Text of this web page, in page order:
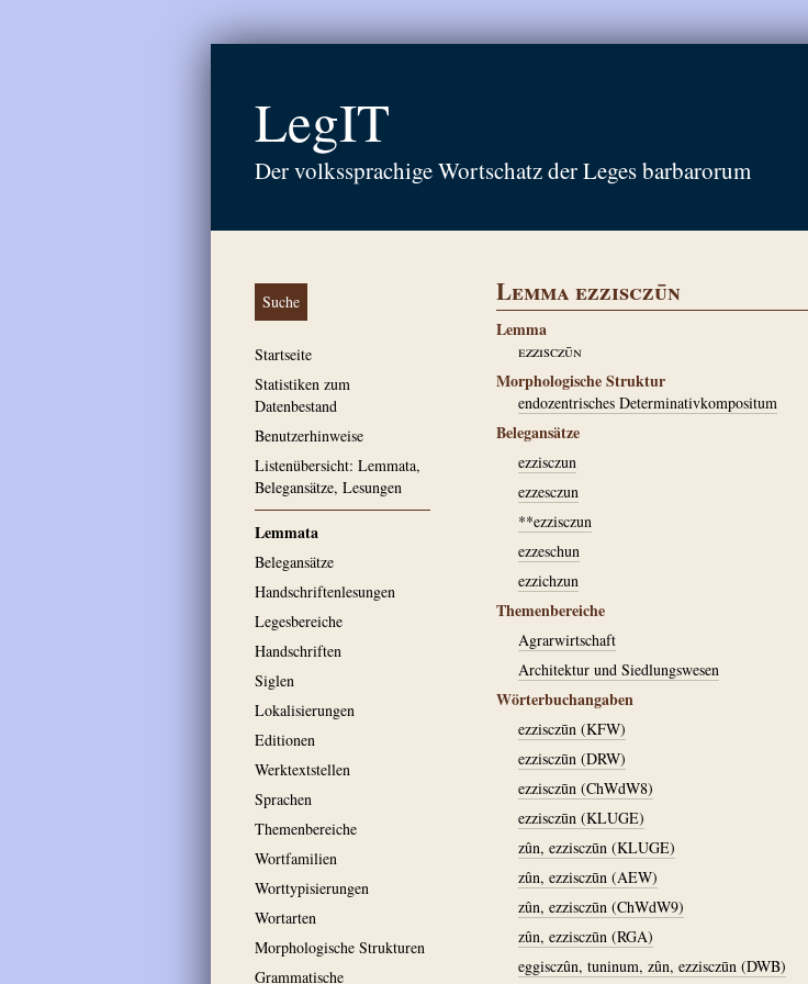
LegIT
Der volkssprachige Wortschatz der Leges barbarorum
Suche
Startseite
Statistiken zum
Datenbestand
Benutzerhinweise
Listenübersicht: Lemmata,
Belegansätze, Lesungen
Lemmata
Belegansätze
Handschriftenlesungen
Legesbereiche
Handschriften
Siglen
Lokalisierungen
Editionen
Werktextstellen
Sprachen
Themenbereiche
Wortfamilien
Worttypisierungen
Wortarten
Morphologische Strukturen
Grammatische
Lemma ezzisczūn
Lemma
ezzisczūn
Morphologische Struktur
endozentrisches Determinativkompositum
Belegansätze
ezzisczun
ezzesczun
**ezzisczun
ezzeschun
ezzichzun
Themenbereiche
Agrarwirtschaft
Architektur und Siedlungswesen
Wörterbuchangaben
ezzisczūn (KFW)
ezzisczūn (DRW)
ezzisczūn (ChWdW8)
ezzisczūn (KLUGE)
zûn, ezzisczūn (KLUGE)
zûn, ezzisczūn (AEW)
zûn, ezzisczūn (ChWdW9)
zûn, ezzisczūn (RGA)
eggisczûn, tuninum, zûn, ezzisczūn (DWB)